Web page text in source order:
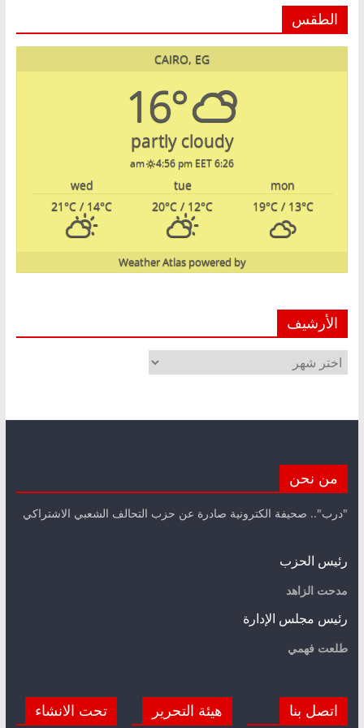
الطقس
CAIRO, EG
16°
partly cloudy
6:26 am
4:56 pm EET
mon
tue
wed
19°C/ 13°C
20°C / 12°C
21°C / 14°C
powered by
Weather Atlas
الأرشيف
الأرشيف
من نحن
"درب".. صحيفة الكترونية صادرة عن حزب التحالف الشعبي الاشتراكي
رئيس الحزب
مدحت الزاهد
رئيس مجلس الإدارة
طلعت فهمي
اتصل بنا هيئة التحرير تحت الانشاء